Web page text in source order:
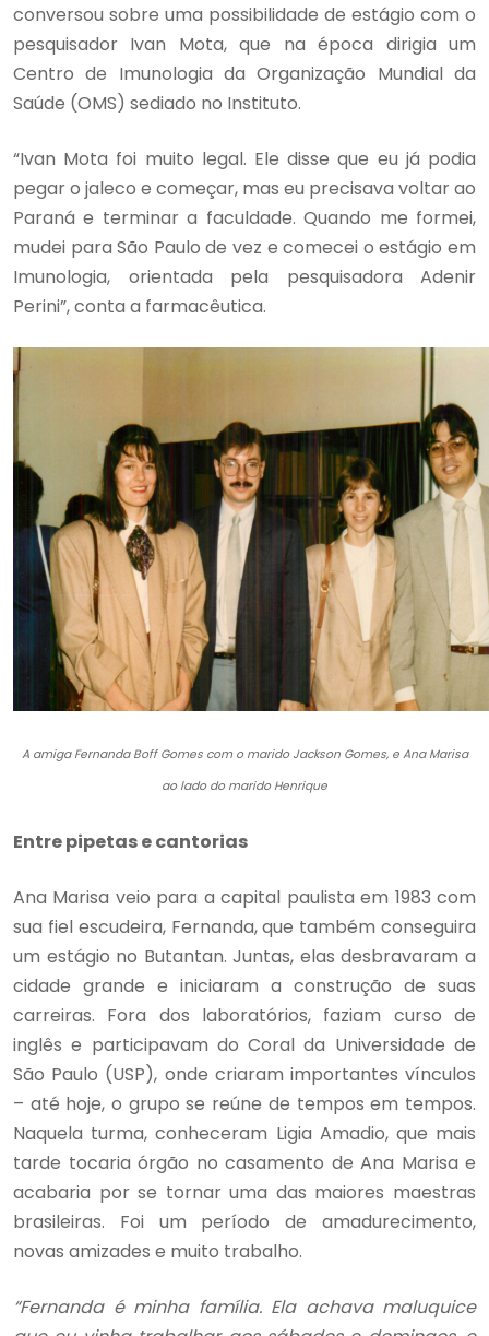
conversou sobre uma possibilidade de estágio com o
pesquisador Ivan Mota, que na época dirigia um
Centro de Imunologia da Organização Mundial da
Saúde (OMS) sediado no Instituto.
“Ivan Mota foi muito legal. Ele disse que eu já podia
pegar o jaleco e começar, mas eu precisava voltar ao
Paraná e terminar a faculdade. Quando me formei,
mudei para São Paulo de vez e comecei o estágio em
Imunologia, orientada pela pesquisadora Adenir
Perini”, conta a farmacêutica.
A amiga Fernanda Boff Gomes com o marido Jackson Gomes, e Ana Marisa
ao lado do marido Henrique
Entre pipetas e cantorias
Ana Marisa veio para a capital paulista em 1983 com
sua fiel escudeira, Fernanda, que também conseguira
um estágio no Butantan. Juntas, elas desbravaram a
cidade grande e iniciaram a construção de suas
carreiras. Fora dos laboratórios, faziam curso de
inglês e participavam do Coral da Universidade de
São Paulo (USP), onde criaram importantes vínculos
– até hoje, o grupo se reúne de tempos em tempos.
Naquela turma, conheceram Ligia Amadio, que mais
tarde tocaria órgão no casamento de Ana Marisa e
acabaria por se tornar uma das maiores maestras
brasileiras. Foi um período de amadurecimento,
novas amizades e muito trabalho.
“Fernanda é minha família. Ela achava maluquice